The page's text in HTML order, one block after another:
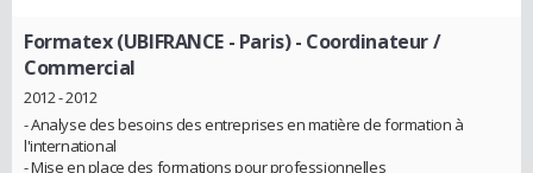
Formatex (UBIFRANCE - Paris)- Coordinateur /
Commercial
2012 - 2012
- Analyse des besoins des entreprises en matière de formation à
l'international
- Mise en place des formations pour professionnelles